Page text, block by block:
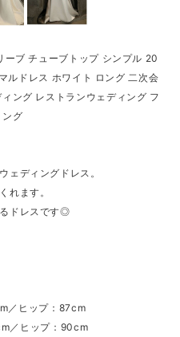
ーブ チューブトップ シンプル 20
ルドレス ホワイト ロング 二次会
ング レストランウェディング フ
ング
ェディングドレス。
れます。
ドレスです◎
／ヒップ：87cm
／ヒップ：90cm